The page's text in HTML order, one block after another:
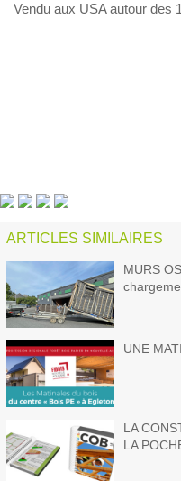
Vendu aux USA autour des
ARTICLES SIMILAIRES
MURS
UNE
LA
LA